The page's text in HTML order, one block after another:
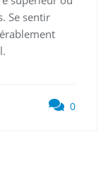
Se sentir
0